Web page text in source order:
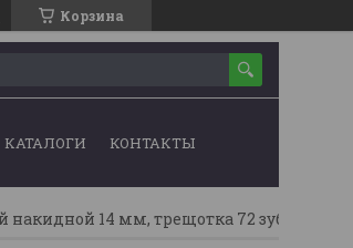
Корзина
КАТАЛОГИ КОНТАКТЫ